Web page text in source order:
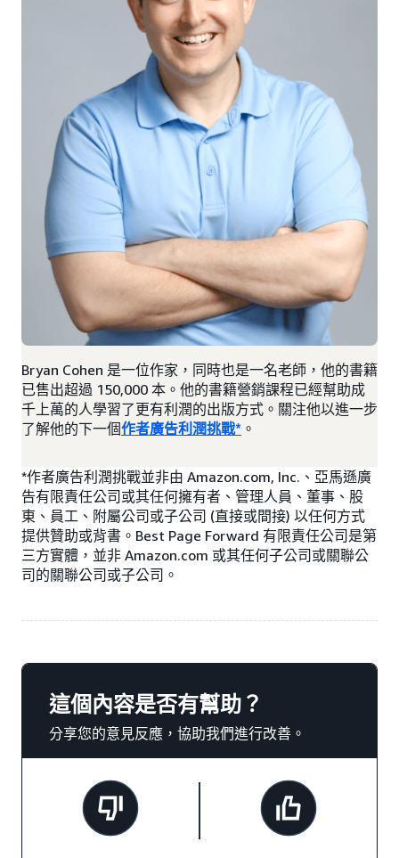
Bryan Cohen 是一位作家，同時也是一名老師，他的書籍
已售出超過 150,000 本。他的書籍營銷課程已經幫助成
千上萬的人學習了更有利潤的出版方式。關注他以進一步
了解他的下一個作者廣告利潤挑戰* 。
*作者廣告利潤挑戰並非由 Amazon.com, Inc.、亞馬遜廣
告有限責任公司或其任何擁有者、管理人員、董事、股
東、員工、附屬公司或子公司 (直接或間接) 以任何方式
提供贊助或背書。Best Page Forward 有限責任公司是第
三方實體，並非 Amazon.com 或其任何子公司或關聯公
司的關聯公司或子公司。
這個內容是否有幫助？
分享您的意見反應，協助我們進行改善。